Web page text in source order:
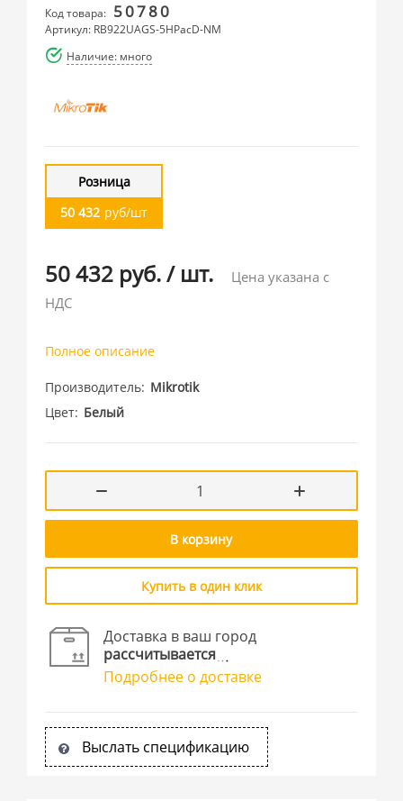
Код товара: 50780
Артикул: RB922UAGS-5HPacD-NM
Наличие: много
Розница
50 432 руб/шт
50 432 руб./ шт.
Цена указана с
НДС
Полное описание
Производитель Mikrotik
Цвет Белый
В корзину
Купить в один клик
Доставка в ваш город
рассчитывается
Подробнее о доставке
Выслать спецификацию